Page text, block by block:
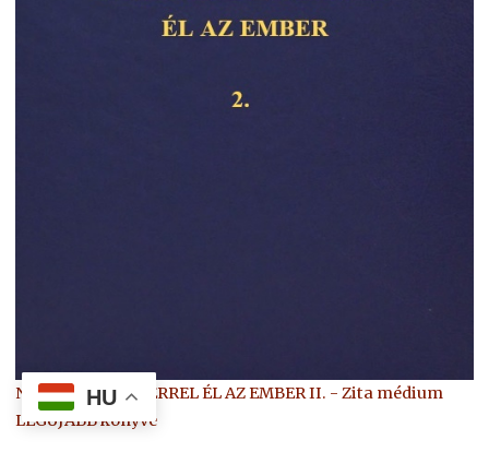
NEM CSAK KENYÉRREL ÉL AZ EMBER II. - Zita médium
LEGÚJABB könyve
HU